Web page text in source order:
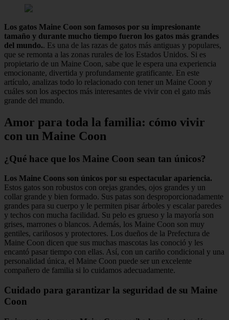
Los gatos Maine Coon son famosos por su impresionante
tamaño y durante mucho tiempo fueron los gatos más grandes
del mundo.. Es una de las razas de gatos más antiguas y populares,
que se remonta a las zonas rurales de los Estados Unidos. Si es
propietario de un Maine Coon, sabe que le espera una experiencia
emocionante, divertida y profundamente gratificante. En este
artículo, analizas todo lo relacionado con tener un Maine Coon y
cuáles son los aspectos más interesantes de vivir con el gato más
grande del mundo.
Amor para toda la familia: cómo vivir
con un Maine Coon
¿Qué hace que los Maine Coon sean tan únicos?
Los Maine Coons son únicos por su espectacular apariencia.
Estos gatos son robustos con orejas grandes, ojos grandes y un
collar grande y bien formado. Sus patas son desproporcionadamente
grandes para su cuerpo y le permiten pisar árboles y escalar paredes
y techos con mucha facilidad. Su pelo es grueso y la mayoría son
grises, marrones o blancos. Además, los Maine Coon son muy
gentiles, cariñosos y protectores. Los dueños de la Prefectura de
Maine Coon dicen que sus muchas mascotas las conoció y les
encantó pasar tiempo con ellas. Así, con un cariño condicional y una
personalidad única, el Maine Coon puede ser un excelente
compañero de familia si lo cuidamos adecuadamente.
Cuidado para garantizar la seguridad de su Maine
Coon